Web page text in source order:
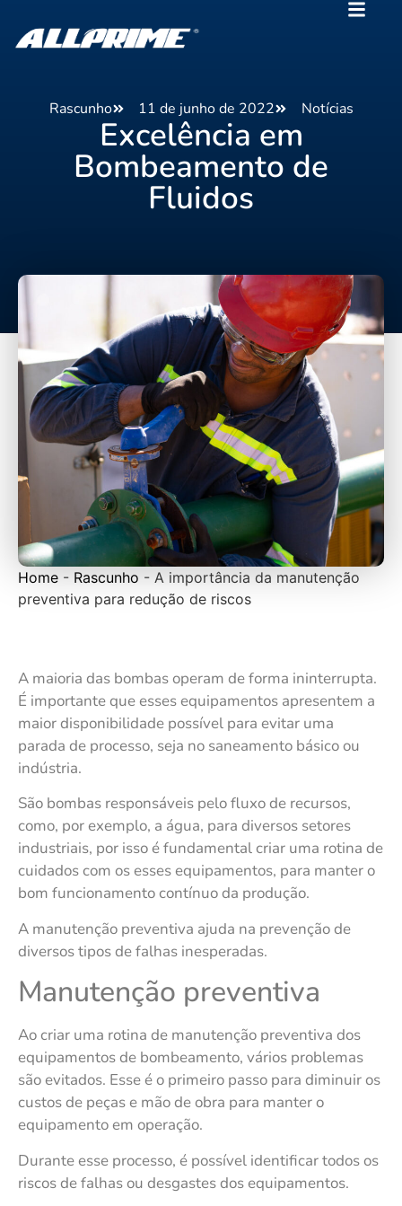
Rascunho 11 de junho de 2022 Notícias
Excelência em
Bombeamento de
Fluidos
Home - Rascunho - A importância da manutenção
preventiva para redução de riscos
A maioria das bombas operam de forma ininterrupta.
É importante que esses equipamentos apresentem a
maior disponibilidade possível para evitar uma
parada de processo, seja no saneamento básico ou
indústria.
São bombas responsáveis pelo fluxo de recursos,
como, por exemplo, a água, para diversos setores
industriais, por isso é fundamental criar uma rotina de
cuidados com os esses equipamentos, para manter o
bom funcionamento contínuo da produção.
A manutenção preventiva ajuda na prevenção de
diversos tipos de falhas inesperadas.
Manutenção preventiva
Ao criar uma rotina de manutenção preventiva dos
equipamentos de bombeamento, vários problemas
são evitados. Esse é o primeiro passo para diminuir os
custos de peças e mão de obra para manter o
equipamento em operação.
Durante esse processo, é possível identificar todos os
riscos de falhas ou desgastes dos equipamentos.